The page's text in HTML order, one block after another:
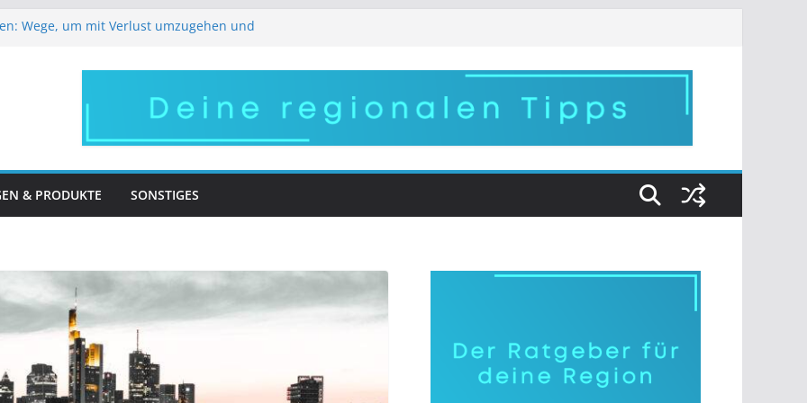
Wege, um mit Verlust umzugehen und
Arbeitgeber im Pflegebereich
versorgen – robuste Halterungen für
Auftritt – in Frankfurt wird Ihr Wunsch
& PRODUKTE SONSTIGES